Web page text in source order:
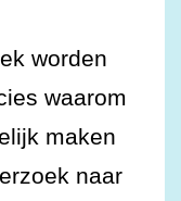
worden
waarom
maken
naar